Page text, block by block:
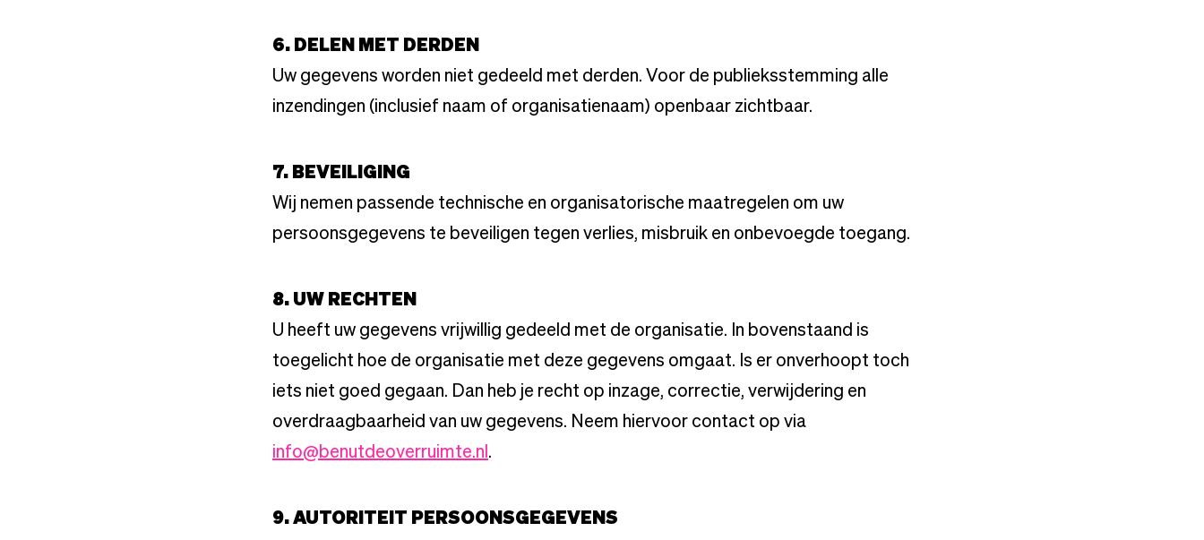
6. DELEN MET DERDEN
Uw gegevens worden niet gedeeld met derden. Voor de publieksstemming alle
inzendingen (inclusief naam of organisatienaam) openbaar zichtbaar.
7. BEVEILIGING
Wij nemen passende technische en organisatorische maatregelen om uw
persoonsgegevens te beveiligen tegen verlies, misbruik en onbevoegde toegang.
8. UW RECHTEN
U heeft uw gegevens vrijwillig gedeeld met de organisatie. In bovenstaand is
toegelicht hoe de organisatie met deze gegevens omgaat. Is er onverhoopt toch
iets niet goed gegaan. Dan heb je recht op inzage, correctie, verwijdering en
overdraagbaarheid van uw gegevens. Neem hiervoor contact op via
info@benutdeoverruimte.nl.
9. AUTORITEIT PERSOONSGEGEVENS